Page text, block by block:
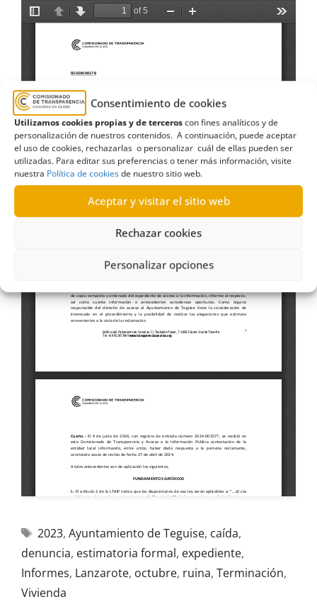
Consentimiento de cookies
Utilizamos cookies propias y de terceroscon fines analíticos y de
personalización de nuestros contenidos. A continuación, puede aceptar
el uso de cookies, rechazarlas o personalizar cuál de ellas pueden ser
utilizadas. Para editar sus preferencias o tener más información, visite
nuestra Política de cookiesde nuestro sitio web.
Aceptar y visitar el sitio web
Rechazar cookies
Personalizar opciones
2023, Ayuntamiento de Teguise, caída,
denuncia, estimatoria formal, expediente,
Informes, Lanzarote, octubre, ruina, Terminación,
Vivienda